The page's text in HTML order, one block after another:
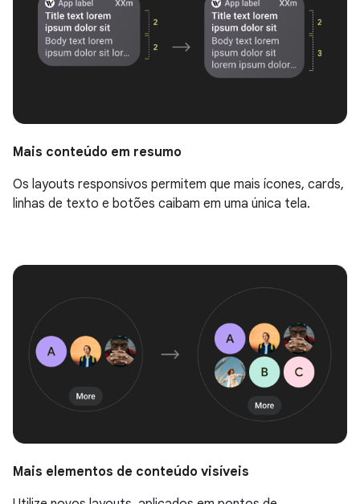
Mais conteúdo em resumo
Os layouts responsivos permitem que mais ícones, cards,
linhas de texto e botões caibam em uma única tela.
Mais elementos de conteúdo visíveis